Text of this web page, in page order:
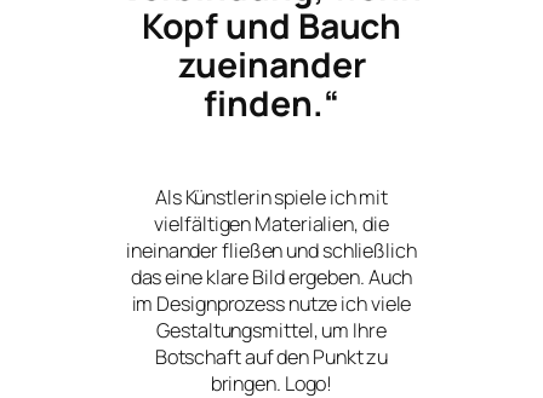
Kopf und Bauch
zueinander
finden.“
Als Künstlerin spiele ich mit
vielfältigen Materialien, die
ineinander fließen und schließlich
das eine klare Bild ergeben. Auch
im Designprozess nutze ich viele
Gestaltungsmittel, um Ihre
Botschaft auf den Punkt zu
bringen. Logo!